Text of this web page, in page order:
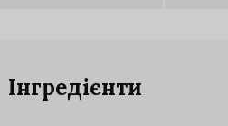
Інгредієнти